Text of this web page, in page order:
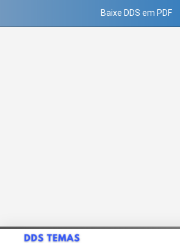
Baixe DDS em PDF